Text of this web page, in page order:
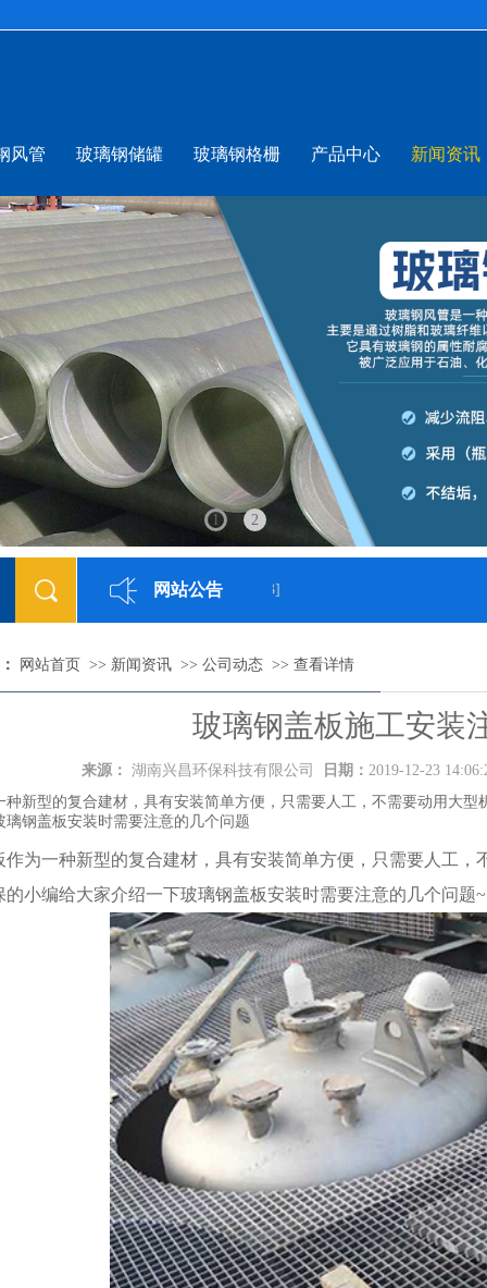
风管 玻璃钢储罐 玻璃钢格栅 产品中心 新闻资讯
1 2
网站公告
网站已正式上线[2018-05-23]
网站首页 >> 新闻资讯 >> 公司动态 >> 查看详情
玻璃钢盖板施工安装
来源： 湖南兴昌环保科技有限公司 日期： 2019-12-23
种新型的复合建材，具有安装简单方便，只需要人工，不需要动用大
璃钢盖板安装时需要注意的几个问题
一种新型的复合建材，具有安装简单方便，只需要人工，
的小编给大家介绍一下玻璃钢盖板安装时需要注意的几个问题~